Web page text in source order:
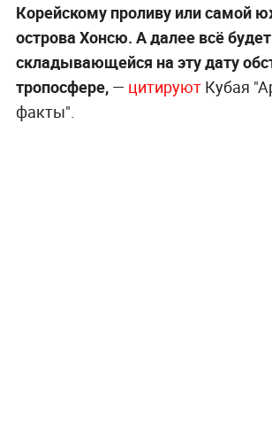
Корейскому проливу или самой
острова Хонсю. А далее всё
складывающейся на эту дату
тропосфере,— цитируютКубая
факты".